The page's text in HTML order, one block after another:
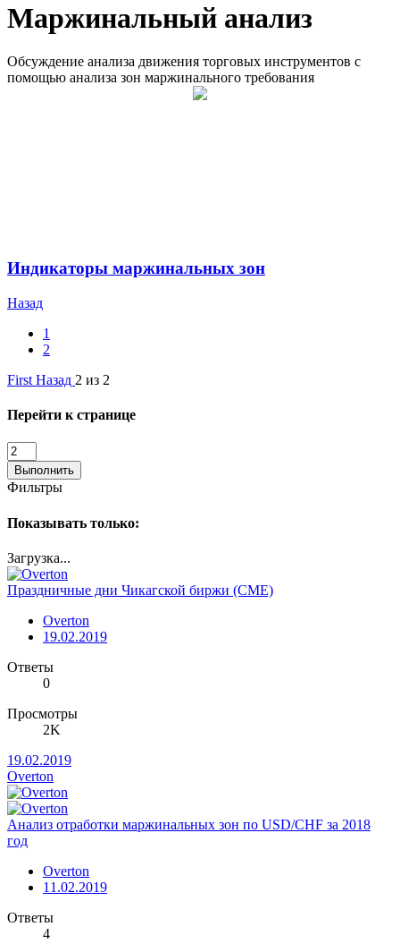
Маржинальный анализ
Обсуждение анализа движения торговых инструментов с
помощью анализа зон маржинального требования
Индикаторы маржинальных зон
Назад
1
2
First Назад 2 из 2
Перейти к странице
Выполнить
Фильтры
Показывать только:
Загрузка...
Праздничные дни Чикагской биржи (CME)
Overton
19.02.2019
Ответы
0
Просмотры
2K
19.02.2019
Overton
Анализ отработки маржинальных зон по USD/CHF за 2018
год
Overton
11.02.2019
Ответы
4